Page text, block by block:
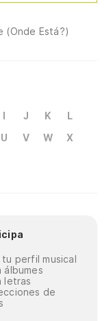
(Onde Está?)
I J K
L
U V W
X
tu perfil musical
álbumes
letras
de